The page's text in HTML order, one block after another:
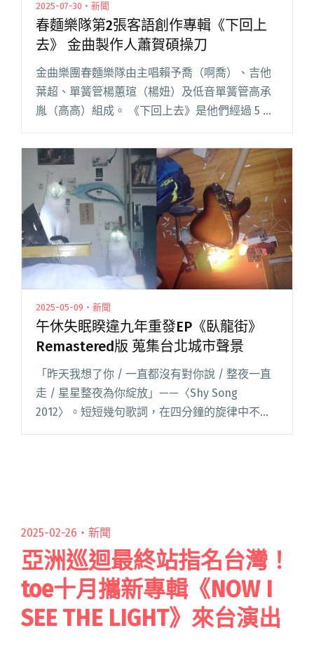
2025-07-30・新聞
春麵樂隊第2張客語創作專輯《下回上
去》 金曲製作人蕭賀碩操刀
金曲樂團春麵樂隊由主唱賴予喬（啊喬）、吉他
葉超、單簧管楊蕙瑄（楊妞）及低音單簧管高承
胤（高高）組成。 《下回上去》是他們經過 5 年
的堆疊與凝聚，蘊生而出的第二張客語創作專
輯，11 首全新創作紀錄著他們透過主唱啊喬每一
回登山後帶回來的山上風閱讀全文 "春麵樂隊第2
張客語創作專輯《下回上去》 金曲製作人蕭賀碩
操刀"
2025-05-09・新聞
午休失眠睽違九年重發EP《臥龍街》
Remastered版 蒐集台北城市聲景
「昨天我想了你 / 一直都沒有對你說 / 整夜一直
走 / 星星整夜為你綻放」——〈Shy Song
2012〉。短短幾句歌詞，在四分鐘的旋律中不斷
2025-02-26・ 新聞
亞洲巡迴最終站指名台灣！
toe十月攜新專輯《NOW I
SEE THE LIGHT》來台演出